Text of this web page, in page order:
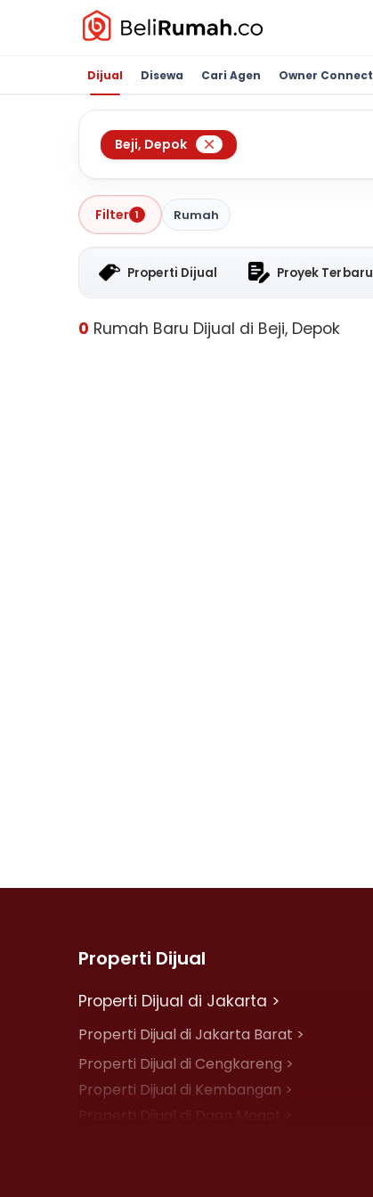
Dijual Disewa Cari Agen Owner Connect
Beji, Depok
Filter 1 Rumah
Properti Dijual Proyek Terbaru
0 Rumah Baru Dijual di Beji, Depok
Properti Dijual
Properti Dijual di Jakarta >
Properti Dijual di Jakarta Barat >
Properti Dijual di Cengkareng >
Properti Dijual di Kembangan >
Properti Dijual di Daan Mogot >